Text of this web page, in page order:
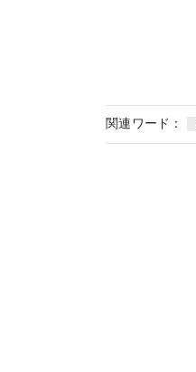
関連ワード：